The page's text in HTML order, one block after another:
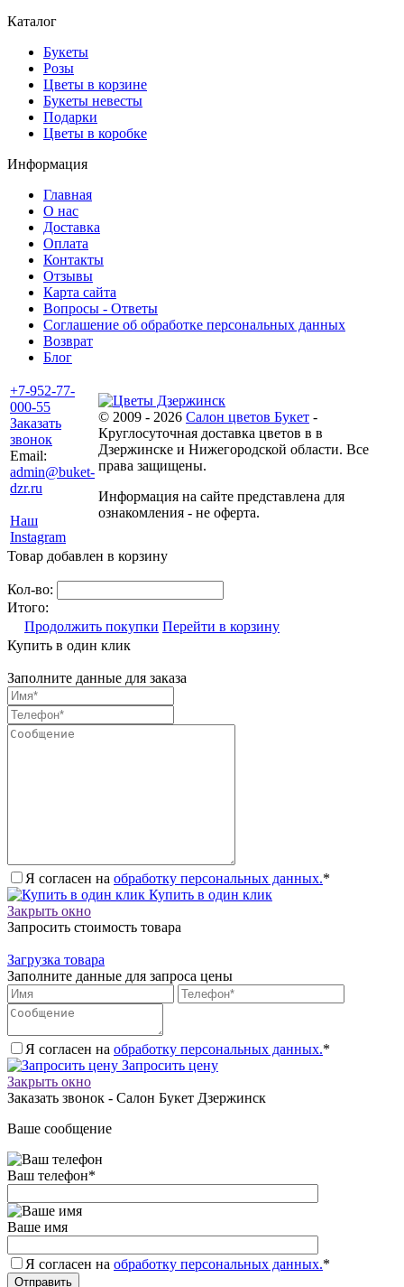
Каталог
Букеты
Розы
Цветы в корзине
Букеты невесты
Подарки
Цветы в коробке
Информация
Главная
О нас
Доставка
Оплата
Контакты
Отзывы
Карта сайта
Вопросы - Ответы
Соглашение об обработке персональных данных
Возврат
Блог
+7-952-77-
000-55
Заказать
звонок
Email:
admin@buket-
dzr.ru
Наш
Instagram
© 2009 - 2026 Салон цветов Букет -
Круглосуточная доставка цветов в в
Дзержинске и Нижегородской области. Все
права защищены.
Информация на сайте представлена для
ознакомления - не оферта.
Товар добавлен в корзину
Кол-во:
Итого:
Продолжить покупки Перейти в корзину
Купить в один клик
Заполните данные для заказа
Я согласен на обработку персональных данных.*
Купить в один клик
Закрыть окно
Запросить стоимость товара
Загрузка товара
Заполните данные для запроса цены
Я согласен на обработку персональных данных.*
Запросить цену
Закрыть окно
Заказать звонок - Салон Букет Дзержинск
Ваше сообщение
Ваш телефон*
Ваше имя
Я согласен на обработку персональных данных.*